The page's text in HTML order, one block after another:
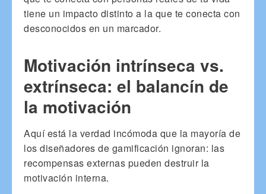
tiene un impacto distinto a la que te conecta con
desconocidos en un marcador.
Motivación intrínseca vs.
extrínseca: el balancín de
la motivación
Aquí está la verdad incómoda que la mayoría de
los diseñadores de gamificación ignoran: las
recompensas externas pueden destruir la
motivación interna.